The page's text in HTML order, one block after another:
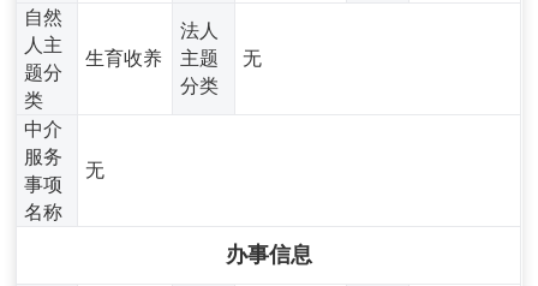
自然
人主
题分
类
生育收养
法人
主题
分类
无
中介
服务
事项
名称
无
办事信息